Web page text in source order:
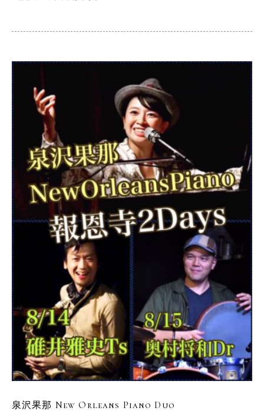
泉沢果那 New Orleans Piano Duo